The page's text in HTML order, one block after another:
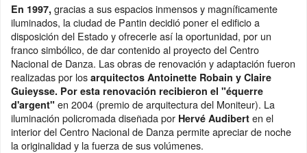
En 1997, gracias a sus espacios inmensos y magníficamente
iluminados, la ciudad de Pantin decidió poner el edificio a
disposición del Estado y ofrecerle así la oportunidad, por un
franco simbólico, de dar contenido al proyecto del Centro
Nacional de Danza. Las obras de renovación y adaptación fueron
realizadas por los arquitectos Antoinette Robain y Claire
Guieysse. Por esta renovación recibieron el "équerre
d'argent" en 2004 (premio de arquitectura del Moniteur). La
iluminación policromada diseñada por Hervé Audibert en el
interior del Centro Nacional de Danza permite apreciar de noche
la originalidad y la fuerza de sus volúmenes.